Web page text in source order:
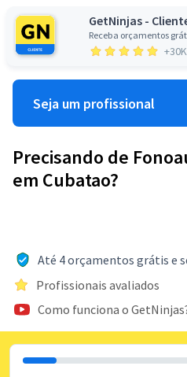
GetNinjas -
Receba orçamentos
+30K
Seja um profissional
Precisando de
em Cubatao?
Até 4 orçamentos grátis e
Profissionais avaliados
Como funciona o